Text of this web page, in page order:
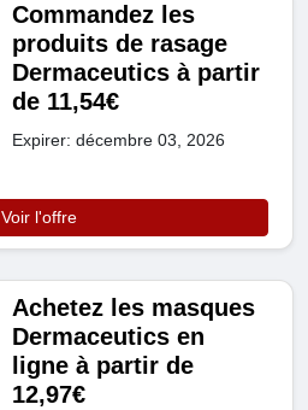
Commandez les
produits de rasage
Dermaceutics à partir
de 11,54€
Expirer: décembre 03, 2026
Voir l'offre
Achetez les masques
Dermaceutics en
ligne à partir de
12,97€